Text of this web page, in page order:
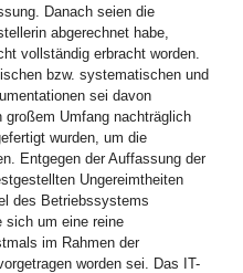
Danach seien die
abgerechnet habe,
vollständig erbracht worden.
bzw. systematischen und
sei davon
Umfang nachträglich
wurden, um die
Entgegen der Auffassung der
Ungereimtheiten
des Betriebssystems
sich um eine reine
im Rahmen der
worden sei. Das IT-